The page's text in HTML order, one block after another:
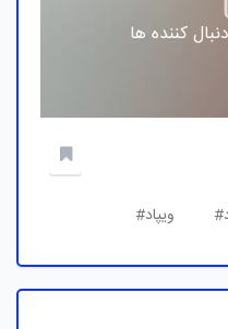
کننده ها
ویپاد#